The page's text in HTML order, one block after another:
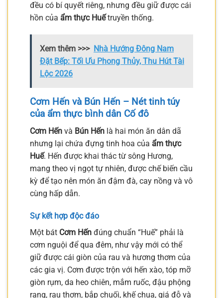
đều có bí quyết riêng, nhưng đều giữ được cái
hồn của ẩm thực Huếtruyền thống.
Xem thêm >>> Nhà Hướng Đông Nam
Đặt Bếp: Tối Ưu Phong Thủy, Thu Hút Tài
Lộc 2026
Cơm Hến và Bún Hến – Nét tinh túy
của ẩm thực bình dân Cố đô
Cơm Hến và Bún Hến là hai món ăn dân dã
nhưng lại chứa đựng tinh hoa của ẩm thực
Huế. Hến được khai thác từ sông Hương,
mang theo vị ngọt tự nhiên, được chế biến cầu
kỳ để tạo nên món ăn đậm đà, cay nồng và vô
cùng hấp dẫn.
Sự kết hợp độc đáo
Một bát Cơm Hến đúng chuẩn “Huế” phải là
cơm nguội để qua đêm, như vậy mới có thể
giữ được cái giòn của rau và hương thơm của
các gia vị. Cơm được trộn với hến xào, tóp mỡ
giòn rụm, da heo chiên, mắm ruốc, đậu phộng
rang, rau thơm, bắp chuối, khế chua, giá đỗ và